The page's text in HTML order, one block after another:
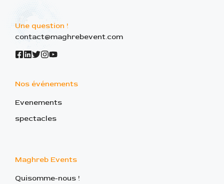
Une question !
contact@maghrebevent.com
Nos événements
Evenements
spectacles
Maghreb Events
Quisomme-nous !